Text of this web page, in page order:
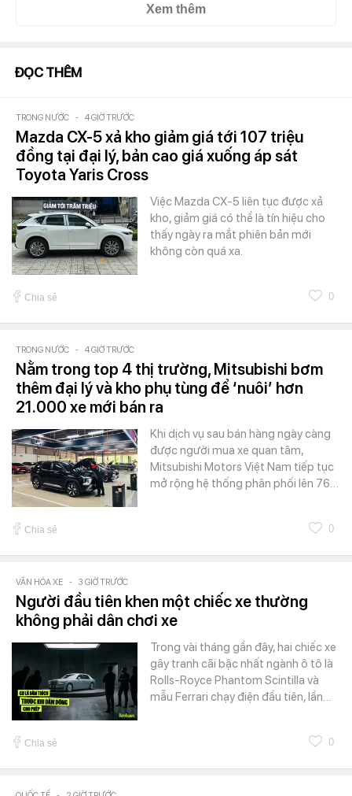
Xem thêm
ĐỌC THÊM
TRONG NƯỚC - 4 GIỜ TRƯỚC
Mazda CX-5 xả kho giảm giá tới 107 triệu
đồng tại đại lý, bản cao giá xuống áp sát
Toyota Yaris Cross
Việc Mazda CX-5 liên tục được xả
kho, giảm giá có thể là tín hiệu cho
thấy ngày ra mắt phiên bản mới
không còn quá xa.
Chia sẻ 0
TRONG NƯỚC - 4 GIỜ TRƯỚC
Nằm trong top 4 thị trường, Mitsubishi bơm
thêm đại lý và kho phụ tùng để ‘nuôi’ hơn
21.000 xe mới bán ra
Khi dịch vụ sau bán hàng ngày càng
được người mua xe quan tâm,
Mitsubishi Motors Việt Nam tiếp tục
mở rộng hệ thống phân phối lên 76…
Chia sẻ 0
VĂN HÓA XE - 3 GIỜ TRƯỚC
Người đầu tiên khen một chiếc xe thường
không phải dân chơi xe
Trong vài tháng gần đây, hai chiếc xe
gây tranh cãi bậc nhất ngành ô tô là
Rolls-Royce Phantom Scintilla và
mẫu Ferrari chạy điện đầu tiên, lần…
Chia sẻ 0